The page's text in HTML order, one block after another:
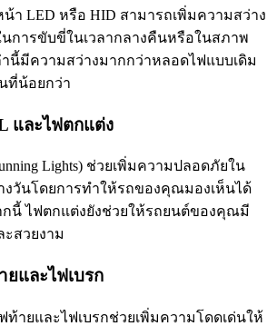
น้า LED หรือ HID สามารถเพิ่มความสว่าง
การขับขี่ในเวลากลางคืนหรือในสภาพ
นี้มีความสว่างมากกว่าหลอดไฟแบบเดิม
ที่น้อยกว่า
และไฟตกแต่ง
Lights) ช่วยเพิ่มความปลอดภัยใน
งวันโดยการทำให้รถของคุณมองเห็นได้
กนี้ ไฟตกแต่งยังช่วยให้รถยนต์ของคุณมี
สวยงาม
ยและไฟเบรก
ท้ายและไฟเบรกช่วยเพิ่มความโดดเด่นให้